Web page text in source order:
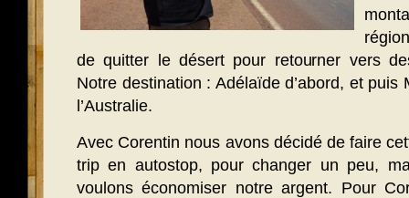
de quitter le désert pour retourner vers
Notre destination : Adélaïde d’abord, et puis
l’Australie.
Avec Corentin nous avons décidé de faire
trip en autostop, pour changer un peu,
voulons économiser notre argent. Pour